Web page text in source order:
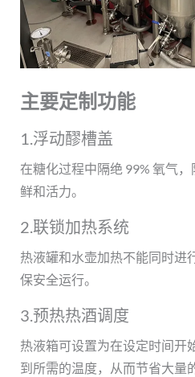
主要定制功能
1.浮动醪槽盖
在糖化过程中隔绝 99% 氧气
鲜和活力。
2.联锁加热系统
热液罐和水壶加热不能同时进
保安全运行。
3.预热热酒调度
热液箱可设置为在设定时间开
到所需的温度，从而节省大量